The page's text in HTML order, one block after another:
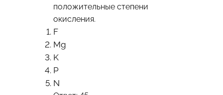
положительные степени
окисления.
F
Mg
K
P
N